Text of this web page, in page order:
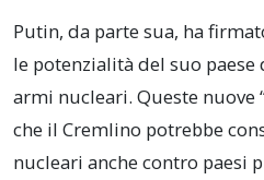
Putin, da parte sua, ha
le potenzialità del suo
armi nucleari. Queste nuove
che il Cremlino potrebbe
nucleari anche contro paesi